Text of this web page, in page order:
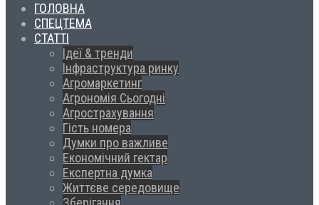
ГОЛОВНА
СПЕЦТЕМА
СТАТТІ
Ідеї & тренди
Інфраструктура ринку
Агромаркетинг
Агрономія Сьогодні
Агрострахування
Гість номера
Думки про важливе
Економічний гектар
Експертна думка
Життєве середовище